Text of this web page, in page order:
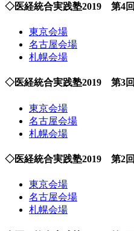
◇医経統合実践塾2019 第4回
東京会場
名古屋会場
札幌会場
◇医経統合実践塾2019 第3回
東京会場
名古屋会場
札幌会場
◇医経統合実践塾2019 第2回
東京会場
名古屋会場
札幌会場